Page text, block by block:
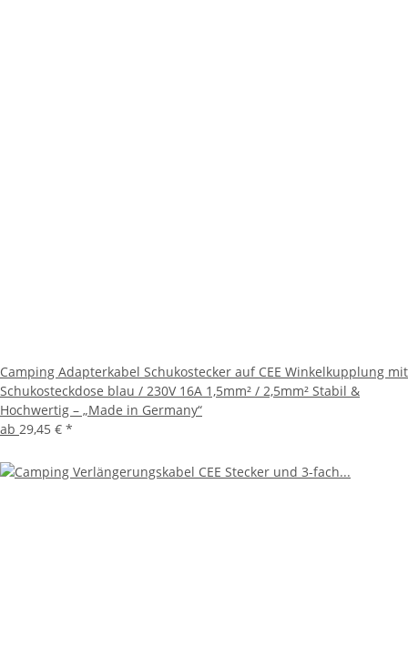
Camping Adapterkabel Schukostecker auf CEE Winkelkupplung mit
Schukosteckdose blau / 230V 16A 1,5mm² / 2,5mm² Stabil &
Hochwertig – „Made in Germany“
ab 29,45 € *